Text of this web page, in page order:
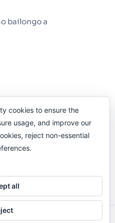
bailongo a
tener teléfono, que
cookies to ensure the
usage, and improve our
reject non-essential
all